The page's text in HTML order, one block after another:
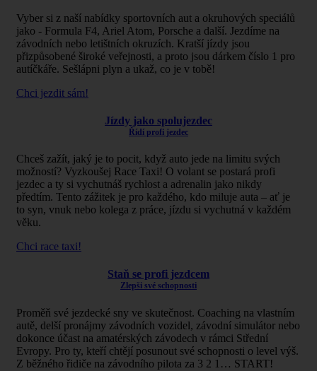
Vyber si z naší nabídky sportovních aut a okruhových speciálů
jako - Formula F4, Ariel Atom, Porsche a další. Jezdíme na
závodních nebo letištních okruzích. Kratší jízdy jsou
přizpůsobené široké veřejnosti, a proto jsou dárkem číslo 1 pro
autíčkáře. Sešlápni plyn a ukaž, co je v tobě!
Chci jezdit sám!
Jízdy jako spolujezdec
Řídí profi jezdec
Chceš zažít, jaký je to pocit, když auto jede na limitu svých
možností? Vyzkoušej Race Taxi! O volant se postará profi
jezdec a ty si vychutnáš rychlost a adrenalin jako nikdy
předtím. Tento zážitek je pro každého, kdo miluje auta – ať je
to syn, vnuk nebo kolega z práce, jízdu si vychutná v každém
věku.
Chci race taxi!
Staň se profi jezdcem
Zlepši své schopnosti
Proměň své jezdecké sny ve skutečnost. Coaching na vlastním
autě, delší pronájmy závodních vozidel, závodní simulátor nebo
dokonce účast na amatérských závodech v rámci Střední
Evropy. Pro ty, kteří chtějí posunout své schopnosti o level výš.
Z běžného řidiče na závodního pilota za 3 2 1… START!